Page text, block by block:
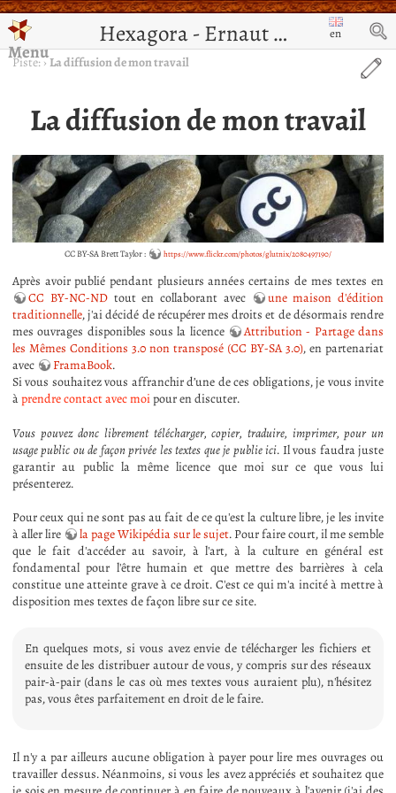
Hexagora - Ernaut de Jérusalem
Menu
en
Piste:›La diffusion de mon travail
La diffusion de mon travail
CC BY-SA Brett Taylor : https://www.flickr.com/photos/glutnix/2080497190/
Après avoir publié pendant plusieurs années certains de mes textes en
CC BY-NC-NDtout en collaborant avec
une maison d'édition
traditionnelle, j'ai décidé de récupérer mes droits et de désormais rendre
mes ouvrages disponibles sous la licence
Attribution - Partage dans
les Mêmes Conditions 3.0 non transposé (CC BY-SA 3.0), en partenariat
avec
FramaBook.
Si vous souhaitez vous affranchir d’une de ces obligations, je vous invite
àprendre contact avec moipour en discuter.
Vous pouvez donc librement télécharger, copier, traduire, imprimer, pour un
usage public ou de façon privée les textes que je publie ici. Il vous faudra juste
garantir au public la même licence que moi sur ce que vous lui
présenterez.
Pour ceux qui ne sont pas au fait de ce qu'est la culture libre, je les invite
à aller lire
la page Wikipédia sur le sujet. Pour faire court, il me semble
que le fait d'accéder au savoir, à l'art, à la culture en général est
fondamental pour l'être humain et que mettre des barrières à cela
constitue une atteinte grave à ce droit. C'est ce qui m'a incité à mettre à
disposition mes textes de façon libre sur ce site.
En quelques mots, si vous avez envie de télécharger les fichiers et
ensuite de les distribuer autour de vous, y compris sur des réseaux
pair-à-pair (dans le cas où mes textes vous auraient plu), n'hésitez
pas, vous êtes parfaitement en droit de le faire.
Il n'y a par ailleurs aucune obligation à payer pour lire mes ouvrages ou
travailler dessus. Néanmoins, si vous les avez appréciés et souhaitez que